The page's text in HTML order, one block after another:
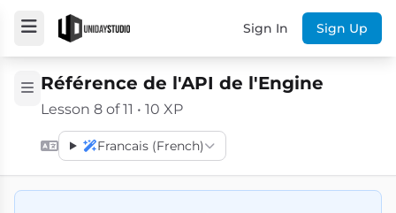
Sign In Sign Up
Référence de l'API de l'Engine
Lesson 8 of 11 • 10 XP
Francais (French)